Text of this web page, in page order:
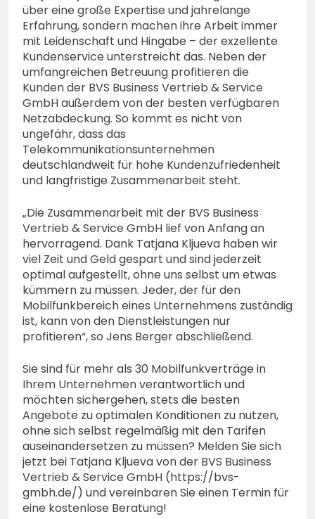
über eine große Expertise und jahrelange
Erfahrung, sondern machen ihre Arbeit immer
mit Leidenschaft und Hingabe – der exzellente
Kundenservice unterstreicht das. Neben der
umfangreichen Betreuung profitieren die
Kunden der BVS Business Vertrieb & Service
GmbH außerdem von der besten verfügbaren
Netzabdeckung. So kommt es nicht von
ungefähr, dass das
Telekommunikationsunternehmen
deutschlandweit für hohe Kundenzufriedenheit
und langfristige Zusammenarbeit steht.
„Die Zusammenarbeit mit der BVS Business
Vertrieb & Service GmbH lief von Anfang an
hervorragend. Dank Tatjana Kljueva haben wir
viel Zeit und Geld gespart und sind jederzeit
optimal aufgestellt, ohne uns selbst um etwas
kümmern zu müssen. Jeder, der für den
Mobilfunkbereich eines Unternehmens zuständig
ist, kann von den Dienstleistungen nur
profitieren“, so Jens Berger abschließend.
Sie sind für mehr als 30 Mobilfunkverträge in
Ihrem Unternehmen verantwortlich und
möchten sichergehen, stets die besten
Angebote zu optimalen Konditionen zu nutzen,
ohne sich selbst regelmäßig mit den Tarifen
auseinandersetzen zu müssen? Melden Sie sich
jetzt bei Tatjana Kljueva von der BVS Business
Vertrieb & Service GmbH (https://bvs-
gmbh.de/) und vereinbaren Sie einen Termin für
eine kostenlose Beratung!